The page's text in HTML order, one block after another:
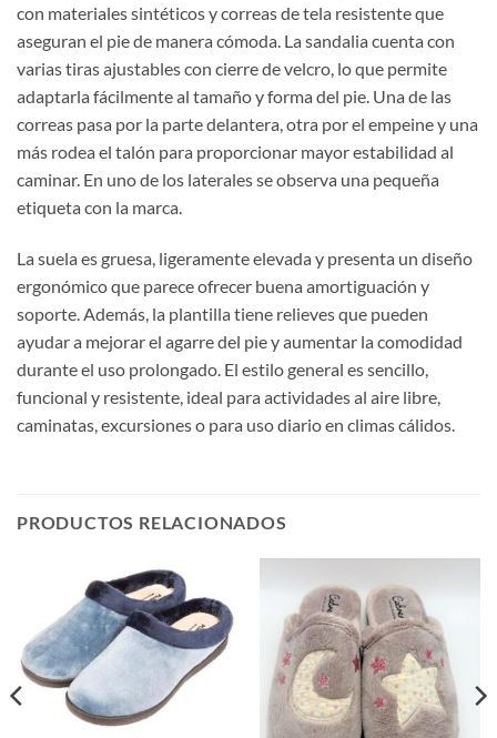
con materiales sintéticos y correas de tela resistente que
aseguran el pie de manera cómoda. La sandalia cuenta con
varias tiras ajustables con cierre de velcro, lo que permite
adaptarla fácilmente al tamaño y forma del pie. Una de las
correas pasa por la parte delantera, otra por el empeine y una
más rodea el talón para proporcionar mayor estabilidad al
caminar. En uno de los laterales se observa una pequeña
etiqueta con la marca.
La suela es gruesa, ligeramente elevada y presenta un diseño
ergonómico que parece ofrecer buena amortiguación y
soporte. Además, la plantilla tiene relieves que pueden
ayudar a mejorar el agarre del pie y aumentar la comodidad
durante el uso prolongado. El estilo general es sencillo,
funcional y resistente, ideal para actividades al aire libre,
caminatas, excursiones o para uso diario en climas cálidos.
PRODUCTOS RELACIONADOS